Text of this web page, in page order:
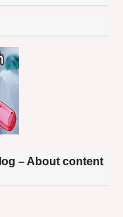
– About content